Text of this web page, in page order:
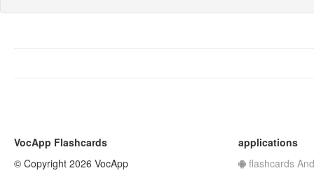
VocApp Flashcards
© Copyright 2026 VocApp
applications
flashcards